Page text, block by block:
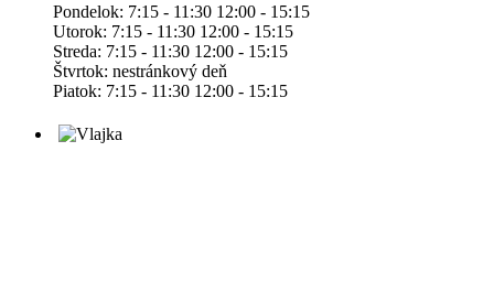
Pondelok: 7:15 - 11:30 12:00 - 15:15
Utorok: 7:15 - 11:30 12:00 - 15:15
Streda: 7:15 - 11:30 12:00 - 15:15
Štvrtok: nestránkový deň
Piatok: 7:15 - 11:30 12:00 - 15:15